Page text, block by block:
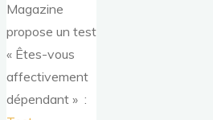
Magazine
propose un test
« Êtes-vous
affectivement
dépendant » :